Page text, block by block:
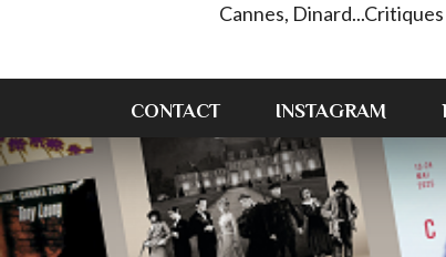
Cannes,
CONTACT INSTAGRAM